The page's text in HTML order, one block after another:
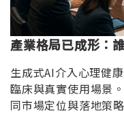
產業格局已成形：
生成式AI介入心理健
臨床與真實使用場景
同市場定位與落地策